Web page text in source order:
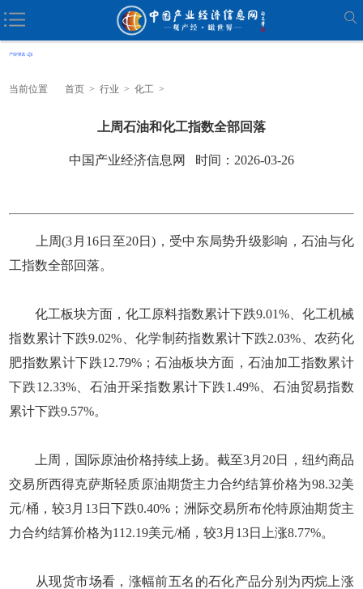
当前位置 首页 > 行业 > 化工 >
上周石油和化工指数全部回落
中国产业经济信息网 时间：2026-03-26
上周(3月16日至20日)，受中东局势升级影响，石油与化
工指数全部回落。
化工板块方面，化工原料指数累计下跌9.01%、化工机械
指数累计下跌9.02%、化学制药指数累计下跌2.03%、农药化
肥指数累计下跌12.79%；石油板块方面，石油加工指数累计
下跌12.33%、石油开采指数累计下跌1.49%、石油贸易指数
累计下跌9.57%。
上周，国际原油价格持续上扬。截至3月20日，纽约商品
交易所西得克萨斯轻质原油期货主力合约结算价格为98.32美
元/桶，较3月13日下跌0.40%；洲际交易所布伦特原油期货主
力合约结算价格为112.19美元/桶，较3月13日上涨8.77%。
从现货市场看，涨幅前五名的石化产品分别为丙烷上涨